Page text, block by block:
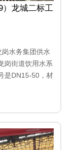
）龙城二标工
水务集团供水
岗街道饮用水系
是DN15-50，材